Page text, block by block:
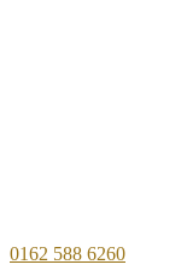
0162 588 6260